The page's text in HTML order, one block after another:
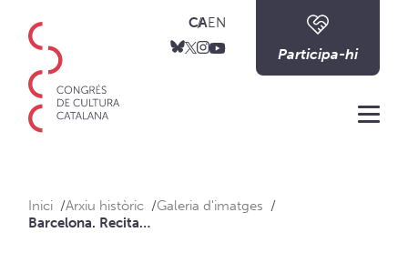
CAEN
Participa-hi
Inici Arxiu històric
Galeria d'imatges
Barcelona. Recital al Palau Robert